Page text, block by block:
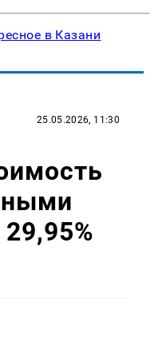
в Казани
25.05.2026, 11:30